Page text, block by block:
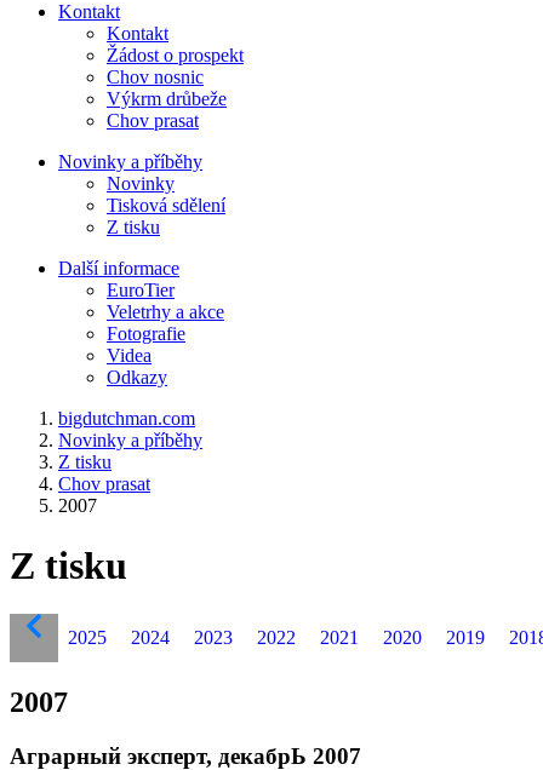
Kontakt
Kontakt
Žádost o prospekt
Chov nosnic
Výkrm drůbeže
Chov prasat
Novinky a příběhy
Novinky
Tisková sdělení
Z tisku
Další informace
EuroTier
Veletrhy a akce
Fotografie
Videa
Odkazy
bigdutchman.com
Novinky a příběhy
Z tisku
Chov prasat
2007
Z tisku
2025 2024 2023 2022 2021 2020 2019
2007
Аграрный эксперт, декабрЬ 2007